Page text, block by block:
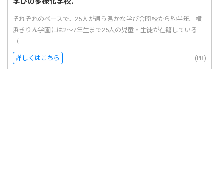
それぞれのペースで。25人が通う温かな学び舎開校から約半年。横
浜きりん学園には2〜7年生まで25人の児童・生徒が在籍している
（...
詳しくはこちら (PR)